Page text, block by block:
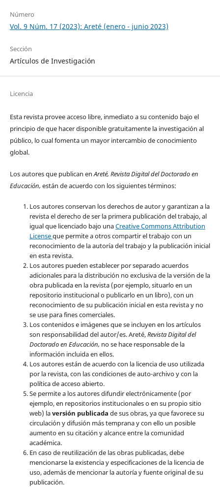
Número
Vol. 9 Núm. 17 (2023): Areté (enero - junio 2023)
Sección
Artículos de Investigación
Licencia
Esta revista provee acceso libre, inmediato a su contenido bajo el
principio de que hacer disponible gratuitamente la investigación al
público, lo cual fomenta un mayor intercambio de conocimiento
global.
Los autores que publican enAreté, Revista Digital del Doctorado en
Educación, están de acuerdo con los siguientes términos:
Los autores conservan los derechos de autor y garantizan a la
revista el derecho de ser la primera publicación del trabajo, al
igual que licenciado bajo unaCreative Commons Attribution
Licenseque permite a otros compartir el trabajo con un
reconocimiento de la autoría del trabajo y la publicación inicial
en esta revista.
Los autores pueden establecer por separado acuerdos
adicionales para la distribución no exclusiva de la versión de la
obra publicada en la revista (por ejemplo, situarlo en un
repositorio institucional o publicarlo en un libro), con un
reconocimiento de su publicación inicial en esta revista y no
se use para fines comerciales.
Los contenidos e imágenes que se incluyen en los artículos
son responsabilidad del autor/es. Areté,Revista Digital del
Doctorado en Educación, no se hace responsable de la
información incluida en ellos.
Los autores están de acuerdo con la licencia de uso utilizada
por la revista, con las condiciones de auto-archivo y con la
política de acceso abierto.
Se permite a los autores difundir electrónicamente (por
ejemplo, en repositorios institucionales o en su propio sitio
web) laversión publicada de sus obras, ya que favorece su
circulación y difusión más temprana y con ello un posible
aumento en su citación y alcance entre la comunidad
académica.
En caso de reutilización de las obras publicadas, debe
mencionarse la existencia y especificaciones de la licencia de
uso, además de mencionar la autoría y fuente original de su
publicación.